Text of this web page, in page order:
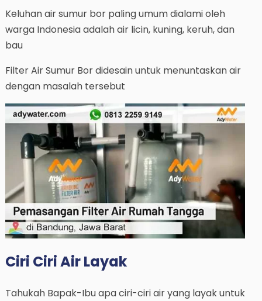
Keluhan air sumur bor paling umum dialami oleh
warga Indonesia adalah air licin, kuning, keruh, dan
bau
Filter Air Sumur Bor didesain untuk menuntaskan air
dengan masalah tersebut
Ciri Ciri Air Layak
Tahukah Bapak-Ibu apa ciri-ciri air yang layak untuk